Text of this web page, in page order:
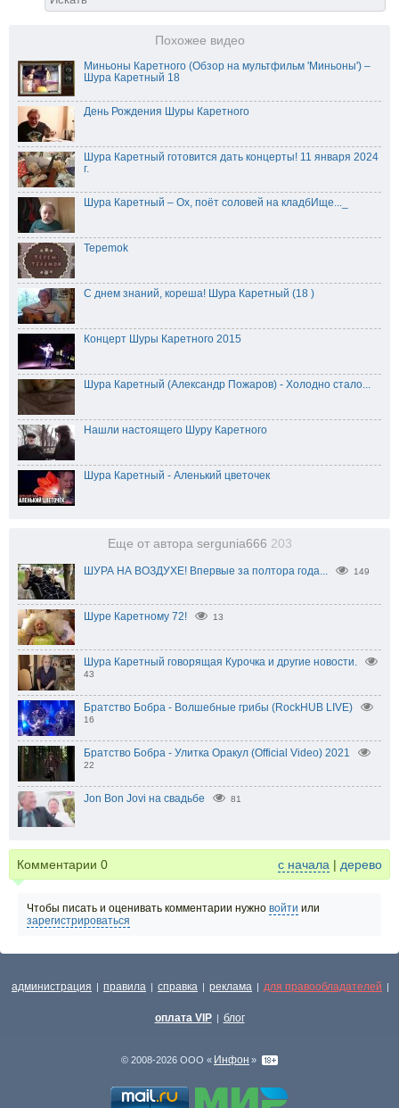
Похожее видео
Миньоны Каретного (Обзор на мультфильм 'Миньоны') –
Шура Каретный 18
День Рождения Шуры Каретного
Шура Каретный готовится дать концерты! 11 января 2024
г.
Шура Каретный – Ох, поёт соловей на кладбИще..._
Tepemok
С днем знаний, кореша! Шура Каретный (18 )
Концерт Шуры Каретного 2015
Шура Каретный (Александр Пожаров) - Холодно стало...
Нашли настоящего Шуру Каретного
Шура Каретный - Аленький цветочек
Еще от автора sergunia666 203
ШУРА НА ВОЗДУХЕ! Впервые за полтора года... 149
Шуре Каретному 72! 13
Шура Каретный говорящая Курочка и другие новости.
43
Братство Бобра - Волшебные грибы (RockHUB LIVE)
16
Братство Бобра - Улитка Оракул (Official Video) 2021
22
Jon Bon Jovi на свадьбе 81
Комментарии 0 с начала | дерево
Чтобы писать и оценивать комментарии нужно войти или
зарегистрироваться
администрация | правила | справка | реклама | для правообладателей |
оплата VIP | блог
© 2008-2026 ООО « Инфон »